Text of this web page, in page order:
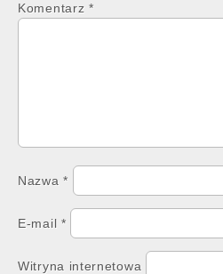
Komentarz *
Nazwa*
E-mail *
Witryna internetowa